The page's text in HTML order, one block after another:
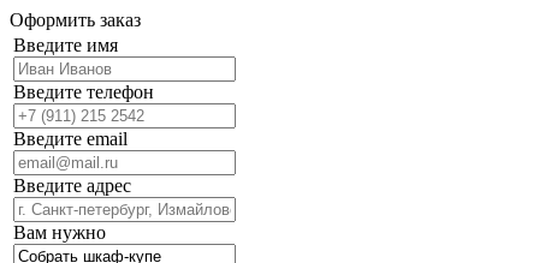
Оформить заказ
Введите имя
Введите телефон
Введите email
Введите адрес
Вам нужно